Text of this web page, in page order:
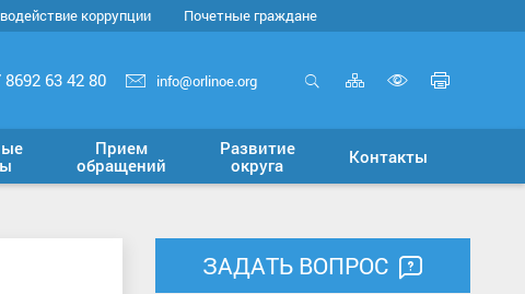
коррупции Почетные граждане
8692 63 42 80 info@orlinoe.org Карта
сайта
версию
для
Прием
обращений
Развитие
округа
Контакты
ЗАДАТЬ ВОПРОС